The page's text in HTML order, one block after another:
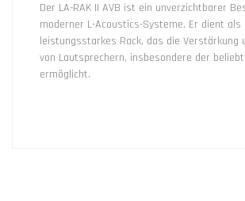
Der LA-RAK II AVB ist ein unverzichtbarer
moderner L-Acoustics-Systeme. Er dient als
leistungsstarkes Rack, das die Verstärkung
von Lautsprechern, insbesondere der
ermöglicht.